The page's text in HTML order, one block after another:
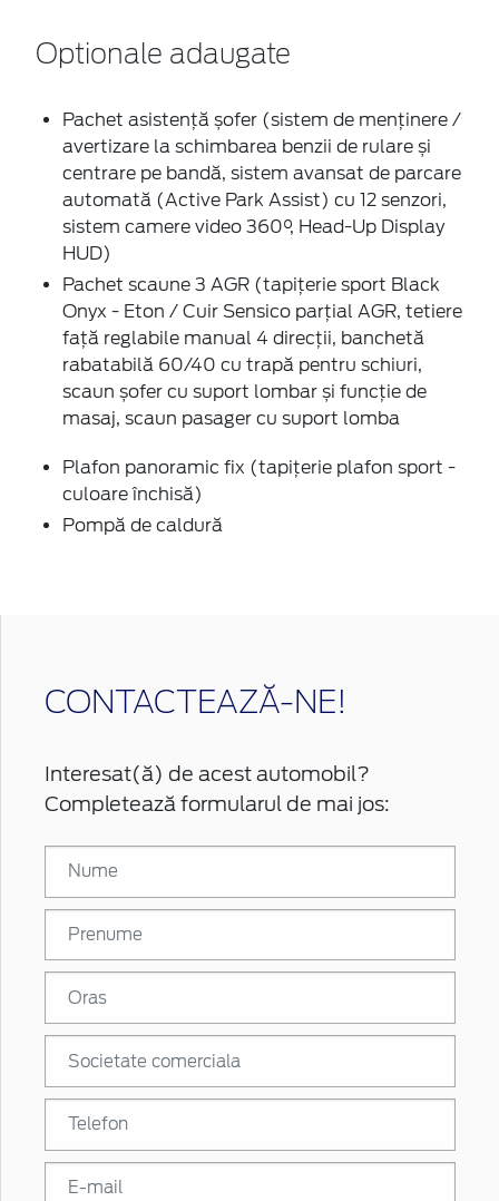
Optionale adaugate
Pachet asistență șofer (sistem de menținere /
avertizare la schimbarea benzii de rulare și
centrare pe bandă, sistem avansat de parcare
automată (Active Park Assist) cu 12 senzori,
sistem camere video 360°, Head-Up Display
HUD)
Pachet scaune 3 AGR (tapițerie sport Black
Onyx - Eton / Cuir Sensico parțial AGR, tetiere
față reglabile manual 4 direcții, banchetă
rabatabilă 60/40 cu trapă pentru schiuri,
scaun șofer cu suport lombar și funcție de
masaj, scaun pasager cu suport lomba
Plafon panoramic fix (tapițerie plafon sport -
culoare închisă)
Pompă de caldură
CONTACTEAZĂ-NE!
Interesat(ă) de acest automobil?
Completează formularul de mai jos: